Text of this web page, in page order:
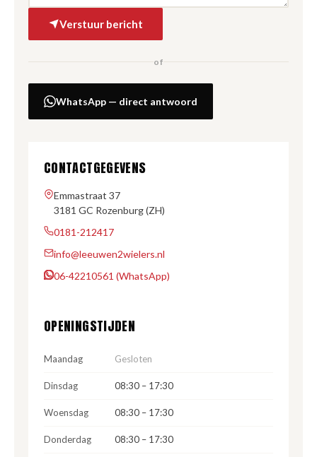
Verstuur bericht
of
WhatsApp — direct antwoord
CONTACTGEGEVENS
Emmastraat 37
3181 GC Rozenburg (ZH)
0181-212417
info@leeuwen2wielers.nl
06-42210561 (WhatsApp)
OPENINGSTIJDEN
Maandag Gesloten
Dinsdag 08:30 – 17:30
Woensdag 08:30 – 17:30
Donderdag 08:30 – 17:30